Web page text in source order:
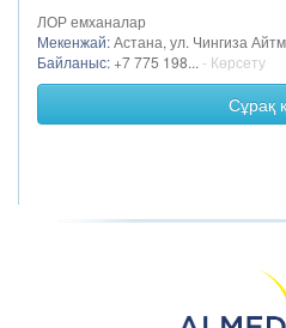
ЛОР емханалар
Мекенжай:Астана, ул. Чингиза
Байланыс: +7 775 198... - Көрсету
Сұрақ